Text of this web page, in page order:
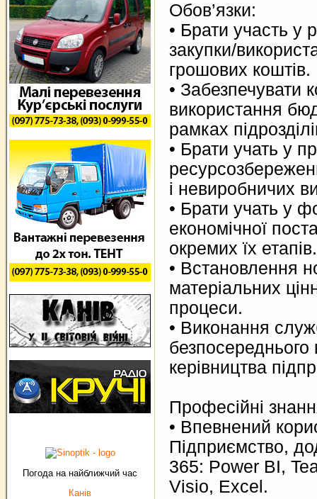
Погода на найближчий час
Канів
Обов’язки:
• Брати участь у
закупки/
грошових коштів.
• Забезпечувати
використання
рамках
• Брати учать у
і невиробничих
• Брати учать у
економічної
окремих їх етапів.
• Встановлення
матеріальних
процеси.
• Виконання
безпосереднього
керівництва
Професійні
• Впевнений
Підприємство,
365: Power BI,
Visio, Excel.